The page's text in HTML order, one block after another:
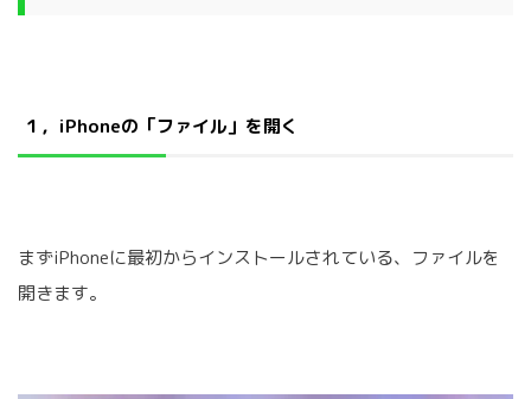
１，iPhoneの「ファイル」を開く
まずiPhoneに最初からインストールされている、ファイルを
開きます。